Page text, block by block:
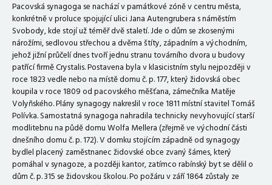
Pacovská synagoga se nachází v památkové zóně v centru města,
konkrétně v proluce spojující ulici Jana Autengrubera s náměstím
Svobody, kde stojí už téměř dvě staletí. Jde o dům se zkosenými
nárožími, sedlovou střechou a dvěma štíty, západním a východním,
jehož jižní průčelí dnes tvoří jednu stranu továrního dvora u budovy
patřící firmě Crystalis. Postavena byla v klasicistním stylu nejpozději v
roce 1823 vedle nebo na místě domu č. p. 177, který židovská obec
koupila v roce 1809 od pacovského měšťana, zámečníka Matěje
Volyňského. Plány synagogy nakreslil v roce 1811 místní stavitel Tomáš
Polívka. Samostatná synagoga nahradila technicky nevyhovující starší
modlitebnu na půdě domu Wolfa Mellera (zřejmě ve východní části
dnešního domu č. p. 172). V domku stojícím západně od synagogy
bydlel placený zaměstnanec židovské obce zvaný šámes, který
pomáhal v synagoze, a později kantor, zatímco rabínský byt se dělil o
dům č. p. 315 se židovskou školou. Po požáru v září 1864 zůstaly ze